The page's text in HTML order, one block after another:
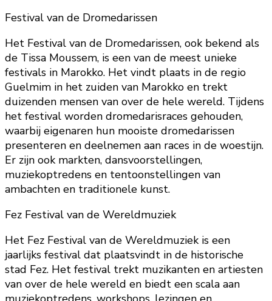
Festival van de Dromedarissen
Het Festival van de Dromedarissen, ook bekend als
de Tissa Moussem, is een van de meest unieke
festivals in Marokko. Het vindt plaats in de regio
Guelmim in het zuiden van Marokko en trekt
duizenden mensen van over de hele wereld. Tijdens
het festival worden dromedarisraces gehouden,
waarbij eigenaren hun mooiste dromedarissen
presenteren en deelnemen aan races in de woestijn.
Er zijn ook markten, dansvoorstellingen,
muziekoptredens en tentoonstellingen van
ambachten en traditionele kunst.
Fez Festival van de Wereldmuziek
Het Fez Festival van de Wereldmuziek is een
jaarlijks festival dat plaatsvindt in de historische
stad Fez. Het festival trekt muzikanten en artiesten
van over de hele wereld en biedt een scala aan